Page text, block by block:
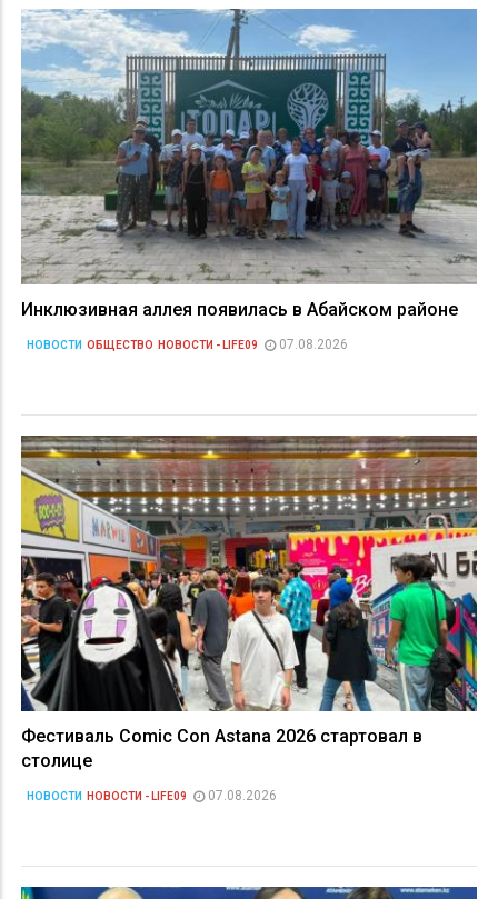
Инклюзивная аллея появилась в Абайском районе
НОВОСТИ ОБЩЕСТВО НОВОСТИ - LIFE09 07.08.2026
Фестиваль Comic Con Astana 2026 стартовал в
столице
НОВОСТИ НОВОСТИ - LIFE09 07.08.2026